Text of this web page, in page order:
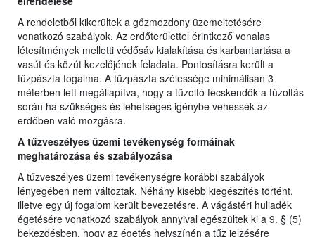
A rendeletből kikerültek a gőzmozdony üzemeltetésére
vonatkozó szabályok. Az erdőterülettel érintkező vonalas
létesítmények melletti védősáv kialakítása és karbantartása a
vasút és közút kezelőjének feladata. Pontosításra került a
tűzpászta fogalma. A tűzpászta szélessége minimálisan 3
méterben lett megállapítva, hogy a tűzoltó fecskendők a tűzoltás
során ha szükséges és lehetséges igénybe vehessék az
erdőben való mozgásra.
A tűzveszélyes üzemi tevékenység formáinak
meghatározása és szabályozása
A tűzveszélyes üzemi tevékenységre korábbi szabályok
lényegében nem változtak. Néhány kisebb kiegészítés történt,
illetve egy új fogalom került bevezetésre. A vágástéri hulladék
égetésére vonatkozó szabályok annyival egészültek ki a 9. § (5)
bekezdésben, hogy az égetés helyszínén a tűz jelzésére